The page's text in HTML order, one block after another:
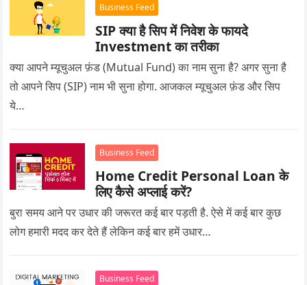
Business Feed
SIP क्या है सिप में निवेश के फायदे
Investment का तरीका
क्या आपने म्यूचुअल फ़ंड (Mutual Fund) का नाम सुना है? अगर सुना है
तो आपने सिप (SIP) नाम भी सुना होगा. आजकल म्यूचुअल फ़ंड और सिप
ये…
Business Feed
Home Credit Personal Loan के
लिए कैसे अप्लाई करें?
बुरा समय आने पर उधार की जरूरत कई बार पड़ती है. ऐसे में कई बार कुछ
लोग हमारी मदद कर देते हैं लेकिन कई बार हमें उधार…
Business Feed